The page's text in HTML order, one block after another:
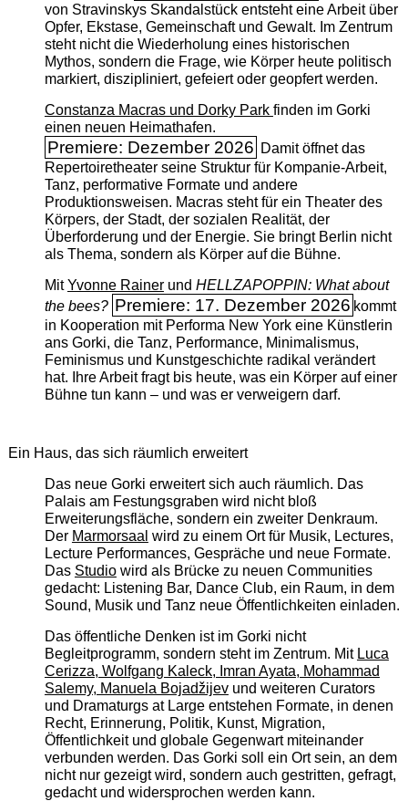
von Stravinskys Skandalstück entsteht eine Arbeit über
Opfer, Ekstase, Gemeinschaft und Gewalt. Im Zentrum
steht nicht die Wiederholung eines historischen
Mythos, sondern die Frage, wie Körper heute politisch
markiert, diszipliniert, gefeiert oder geopfert werden.
Constanza Macras und Dorky Park finden im Gorki
einen neuen Heimathafen.
Premiere: Dezember 2026 Damit öffnet das
Repertoiretheater seine Struktur für Kompanie-Arbeit,
Tanz, performative Formate und andere
Produktionsweisen. Macras steht für ein Theater des
Körpers, der Stadt, der sozialen Realität, der
Überforderung und der Energie. Sie bringt Berlin nicht
als Thema, sondern als Körper auf die Bühne.
MitYvonne Rainerund HELLZAPOPPIN: What about
the bees? Premiere: 17. Dezember 2026 kommt
in Kooperation mit Performa New York eine Künstlerin
ans Gorki, die Tanz, Performance, Minimalismus,
Feminismus und Kunstgeschichte radikal verändert
hat. Ihre Arbeit fragt bis heute, was ein Körper auf einer
Bühne tun kann – und was er verweigern darf.
Ein Haus, das sich räumlich erweitert
Das neue Gorki erweitert sich auch räumlich. Das
Palais am Festungsgraben wird nicht bloß
Erweiterungsfläche, sondern ein zweiter Denkraum.
Der Marmorsaal wird zu einem Ort für Musik, Lectures,
Lecture Performances, Gespräche und neue Formate.
Das Studiowird als Brücke zu neuen Communities
gedacht: Listening Bar, Dance Club, ein Raum, in dem
Sound, Musik und Tanz neue Öffentlichkeiten einladen.
Das öffentliche Denken ist im Gorki nicht
Begleitprogramm, sondern steht im Zentrum. Mit Luca
Cerizza, Wolfgang Kaleck, Imran Ayata, Mohammad
Salemy, Manuela Bojadžijevund weiteren Curators
und Dramaturgs at Large entstehen Formate, in denen
Recht, Erinnerung, Politik, Kunst, Migration,
Öffentlichkeit und globale Gegenwart miteinander
verbunden werden. Das Gorki soll ein Ort sein, an dem
nicht nur gezeigt wird, sondern auch gestritten, gefragt,
gedacht und widersprochen werden kann.